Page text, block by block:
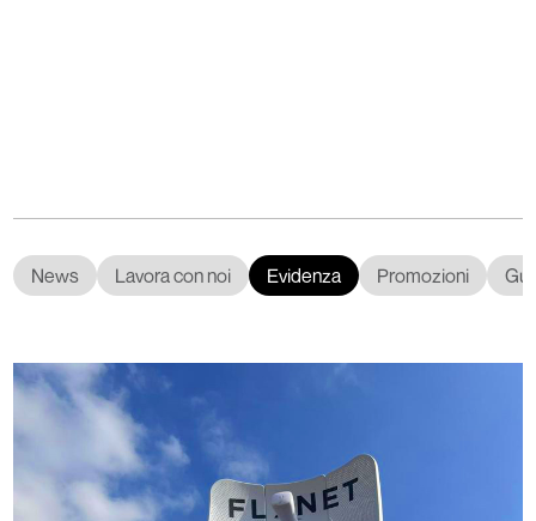
News Lavora con noi Evidenza Promozioni